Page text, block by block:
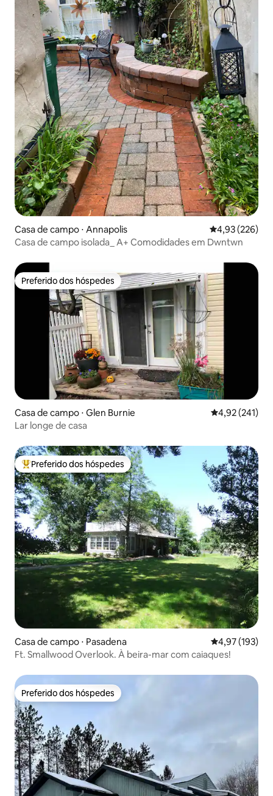
Casa de campo ⋅ Annapolis 4,93 de uma
4,93 (226)
Casa de campo isolada_ A+ Comodidades em Dwntwn
Preferido dos hóspedes
Preferido dos hóspedes
Casa de campo ⋅ Glen Burnie 4,92 de uma
4,92 (241)
Lar longe de casa
Entre os melhores preferidos dos hóspedes
Preferido dos hóspedes
Casa de campo ⋅ Pasadena 4,97 de uma
4,97 (193)
Ft. Smallwood Overlook. À beira-mar com caiaques!
Preferido dos hóspedes
Preferido dos hóspedes